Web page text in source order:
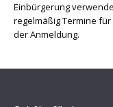
Einbürgerung
regelmäßig Termine
der Anmeldung.